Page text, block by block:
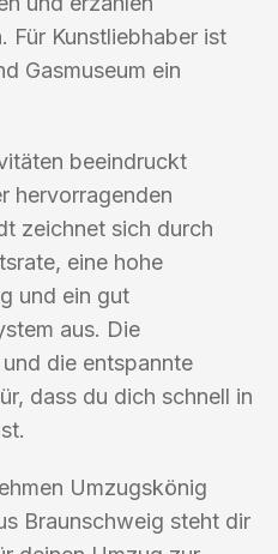
Für Kunstliebhaber ist
Gasmuseum ein
beeindruckt
hervorragenden
zeichnet sich durch
eine hohe
und ein gut
aus. Die
die entspannte
dass du dich schnell in
Umzugskönig
Braunschweig steht dir